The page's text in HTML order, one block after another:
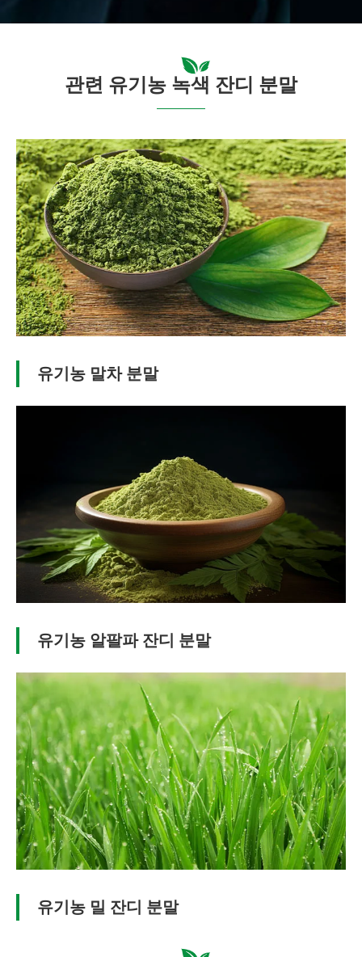
관련 유기농 녹색 잔디 분말
유기농 말차 분말
유기농 알팔파 잔디 분말
유기농 밀 잔디 분말